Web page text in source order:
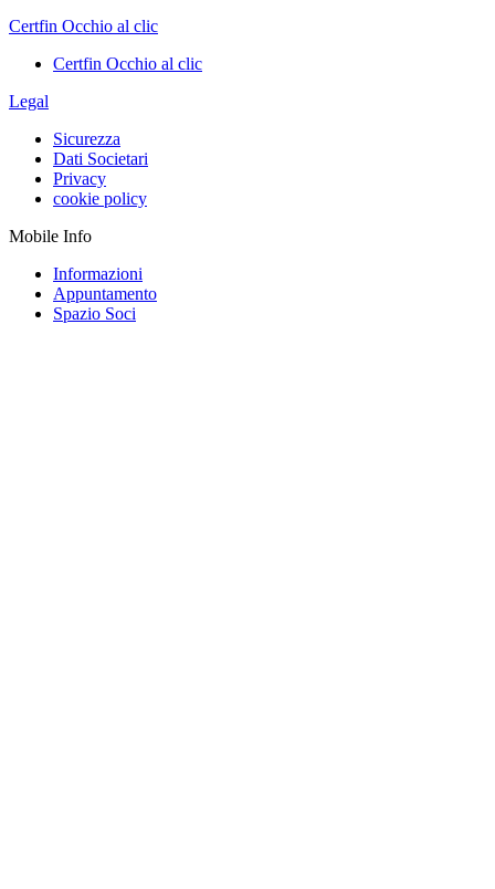
Certfin Occhio al clic
Certfin Occhio al clic
Legal
Sicurezza
Dati Societari
Privacy
cookie policy
Mobile Info
Informazioni
Appuntamento
Spazio Soci